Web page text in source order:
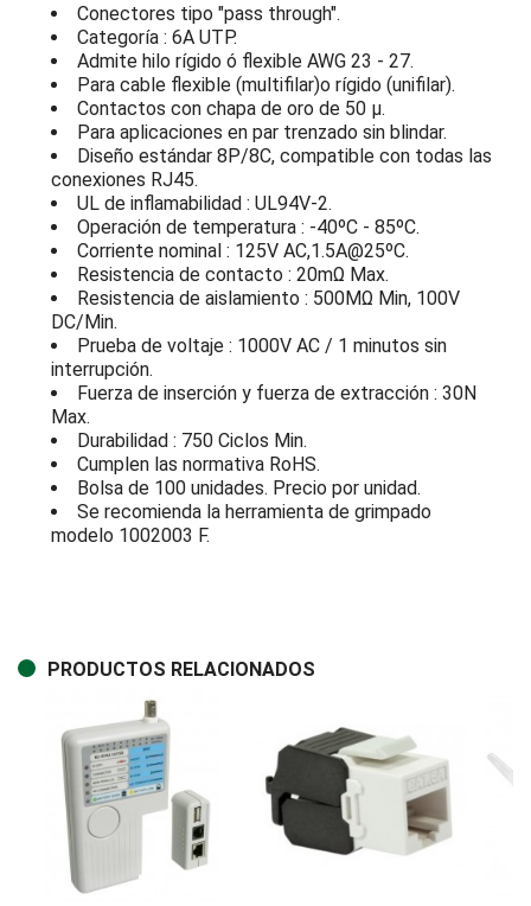
Conectores tipo "pass through".
Categoría : 6A UTP.
Admite hilo rígido ó flexible AWG 23 - 27.
Para cable flexible (multifilar)o rígido (unifilar).
Contactos con chapa de oro de 50 µ.
Para aplicaciones en par trenzado sin blindar.
Diseño estándar 8P/8C, compatible con todas las
conexiones RJ45.
UL de inflamabilidad : UL94V-2.
Operación de temperatura : -40ºC - 85ºC.
Corriente nominal : 125V AC,1.5A@25ºC.
Resistencia de contacto : 20mΩ Max.
Resistencia de aislamiento : 500MΩ Min, 100V
DC/Min.
Prueba de voltaje : 1000V AC / 1 minutos sin
interrupción.
Fuerza de inserción y fuerza de extracción : 30N
Max.
Durabilidad : 750 Ciclos Min.
Cumplen las normativa RoHS.
Bolsa de 100 unidades. Precio por unidad.
Se recomienda la herramienta de grimpado
modelo 1002003 F.
PRODUCTOS RELACIONADOS